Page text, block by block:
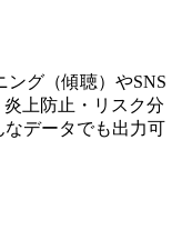
ング（傾聴）やSNS
上防止・リスク分
データでも出力可